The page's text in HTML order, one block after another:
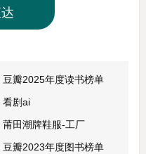
豆瓣2025年度读书榜单
看剧ai
莆田潮牌鞋服-工厂
豆瓣2023年度图书榜单